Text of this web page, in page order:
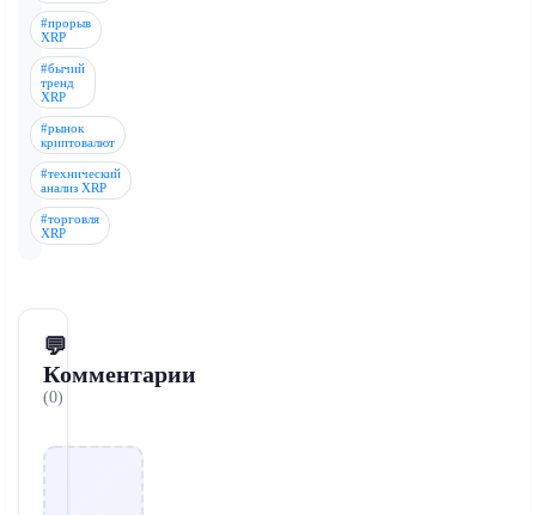
#прорыв
XRP
#бычий
тренд
XRP
#рынок
криптовалют
#технический
анализ XRP
#торговля
XRP
💬
Комментарии
(0)